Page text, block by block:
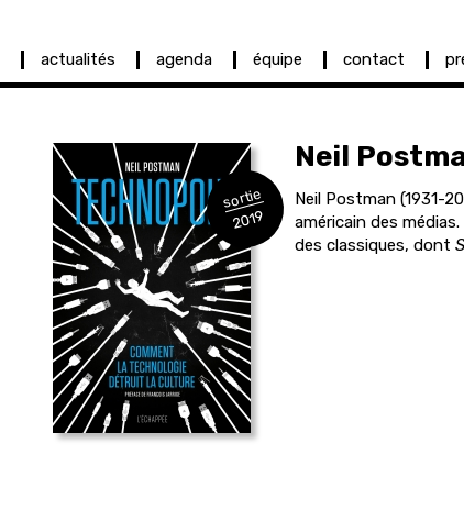
actualités agenda équipe contact
sortie
2019
Neil
Neil Postman (1931-
américain des
des classiques, dont